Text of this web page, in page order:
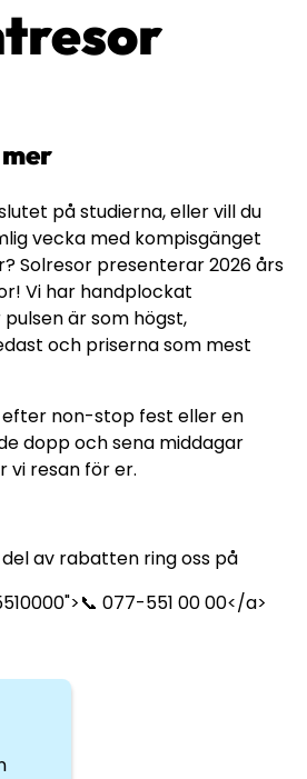
på studierna, eller vill du
vecka med kompisgänget
Solresor presenterar 2026 års
Vi har handplockat
är som högst,
och priserna som mest
non-stop fest eller en
dopp och sena middagar
vi resan för er.
av rabatten ring oss på
077-551 00 00</a>